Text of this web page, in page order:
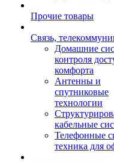
Прочие товары
Связь,
Домашние
контроля
комфорта
Антенны и
спутниковые
технологии
кабельные
Телефонные
техника для